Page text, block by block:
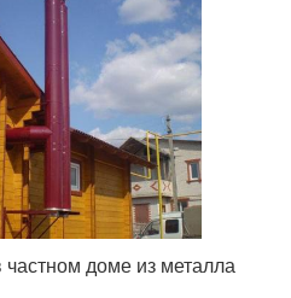
доме из металла